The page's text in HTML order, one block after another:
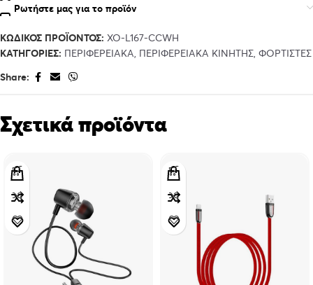
Ρωτήστε μας για το προϊόν
ΚΩΔΙΚΌΣ ΠΡΟΪΌΝΤΟΣ: XO-L167-CCWH
ΚΑΤΗΓΟΡΊΕΣ: ΠΕΡΙΦΕΡΕΙΑΚΑ, ΠΕΡΙΦΕΡΕΙΑΚΑ ΚΙΝΗΤΗΣ, ΦΟΡΤΙΣΤΕΣ
Share:
Σχετικά προϊόντα